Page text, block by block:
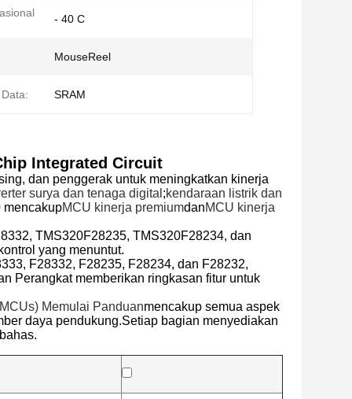
- 40 C
MouseReel
SRAM
Integrated Circuit
dan penggerak untuk meningkatkan kinerja
surya dan tenaga digital ;kendaraan listrik dan
mencakupMCU kinerja premiumdanMCU kinerja
TMS320F28235, TMS320F28234, dan
yang menuntut.
F28332, F28235, F28234, dan F28232,
Perangkat memberikan ringkasan fitur untuk
Memulai Panduanmencakup semua aspek
daya pendukung.Setiap bagian menyediakan